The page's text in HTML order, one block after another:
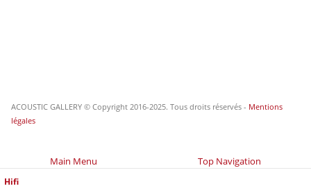
ACOUSTIC GALLERY © Copyright 2016-2025. Tous droits réservés - Mentions
légales
Main Menu Top Navigation
Hifi